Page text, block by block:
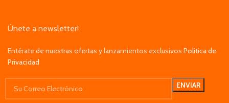
Únete a newsletter!
Entérate de nuestras ofertas y lanzamientos exclusivos Política de
Privacidad